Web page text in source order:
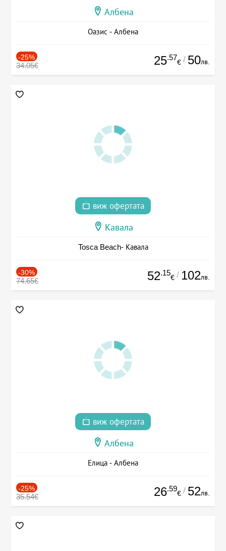
Албена
Оазис - Албена
-25%
34.05€ 25.57
€ / 50лв.
виж офертата
Кавала
Tosca Beach- Кавала
-30%
74.65€ 52.15
€ / 102лв.
виж офертата
Албена
Елица - Албена
-25%
35.54€ 26.59
€ / 52лв.